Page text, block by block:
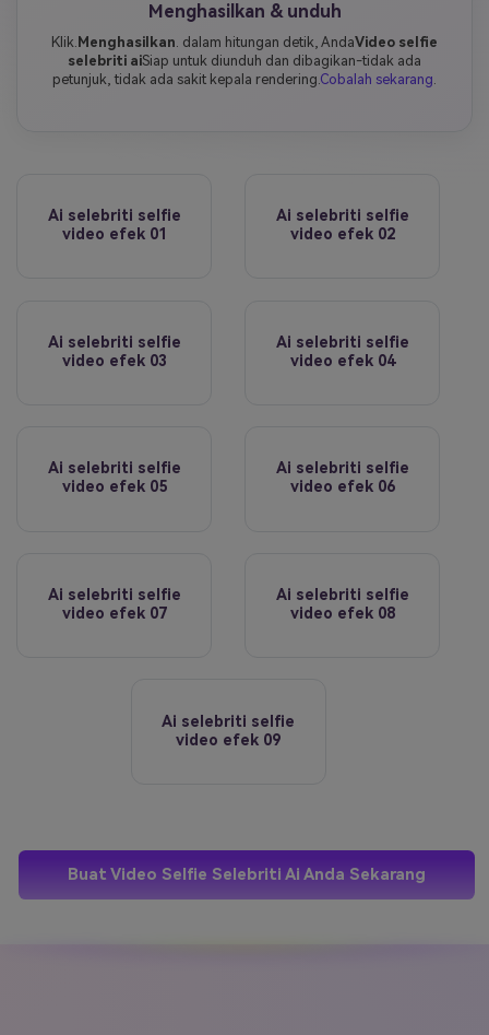
Menghasilkan & unduh
Klik. Menghasilkan. dalam hitungan detik, AndaVideo selfie
selebriti aiSiap untuk diunduh dan dibagikan-tidak ada
petunjuk, tidak ada sakit kepala rendering.Cobalah sekarang.
Ai selebriti selfie
video efek 01
Ai selebriti selfie
video efek 02
Ai selebriti selfie
video efek 03
Ai selebriti selfie
video efek 04
Ai selebriti selfie
video efek 05
Ai selebriti selfie
video efek 06
Ai selebriti selfie
video efek 07
Ai selebriti selfie
video efek 08
Ai selebriti selfie
video efek 09
Buat Video Selfie Selebriti Ai Anda Sekarang